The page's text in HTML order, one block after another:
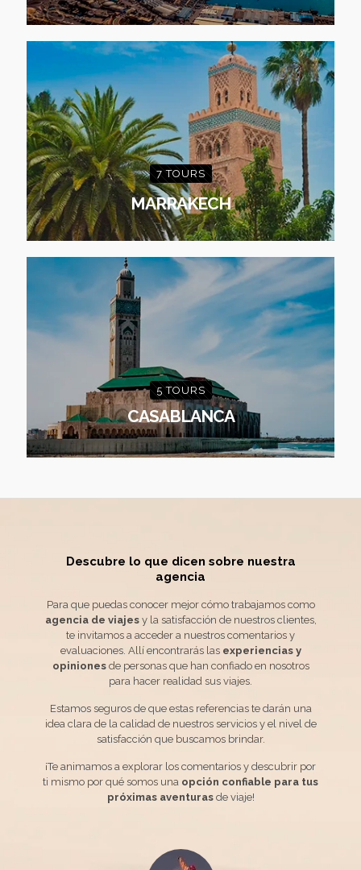
7 TOURS
MARRAKECH
5 TOURS
CASABLANCA
Descubre lo que dicen sobre nuestra
agencia
Para que puedas conocer mejor cómo trabajamos como
agencia de viajesy la satisfacción de nuestros clientes,
te invitamos a acceder a nuestros comentarios y
evaluaciones. Allí encontrarás las experiencias y
opinionesde personas que han confiado en nosotros
para hacer realidad sus viajes.
Estamos seguros de que estas referencias te darán una
idea clara de la calidad de nuestros servicios y el nivel de
satisfacción que buscamos brindar.
¡Te animamos a explorar los comentarios y descubrir por
ti mismo por qué somos una opción confiable para tus
próximas aventurasde viaje!